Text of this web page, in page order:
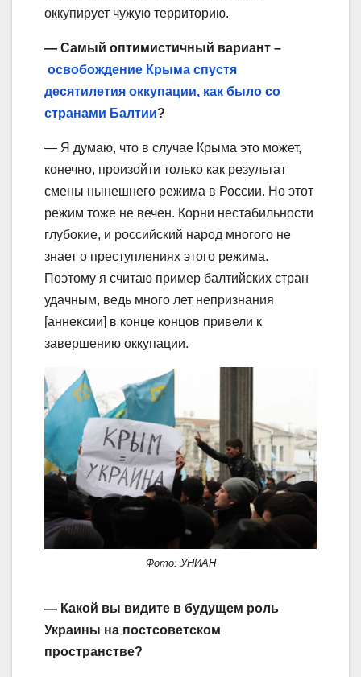
оккупирует чужую территорию.
— Самый оптимистичный вариант –
освобождение Крыма спустя
десятилетия оккупации, как было со
странами Балтии?
— Я думаю, что в случае Крыма это может,
конечно, произойти только как результат
смены нынешнего режима в России. Но этот
режим тоже не вечен. Корни нестабильности
глубокие, и российский народ многого не
знает о преступлениях этого режима.
Поэтому я считаю пример балтийских стран
удачным, ведь много лет непризнания
[аннексии] в конце концов привели к
завершению оккупации.
Фото: УНИАН
— Какой вы видите в будущем роль
Украины на постсоветском
пространстве?